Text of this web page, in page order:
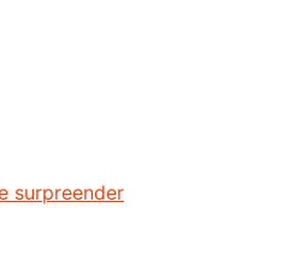
surpreender